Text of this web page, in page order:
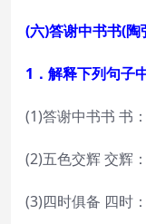
(六)答谢中书书(陶
1．解释下列句子
(1)答谢中书书 书
(2)五色交辉 交辉
(3)四时俱备 四时